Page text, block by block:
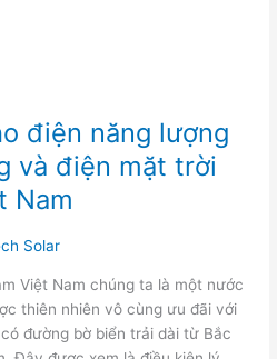
điện năng lượng
và điện mặt trời
Nam
Solar
Việt Nam chúng ta là một nước
thiên nhiên vô cùng ưu đãi với
đường bờ biển trải dài từ Bắc